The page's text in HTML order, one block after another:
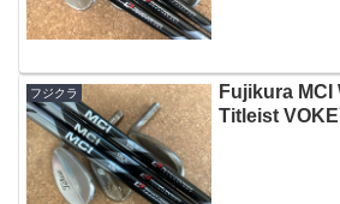
フジクラ
Fujikura MCI
Titleist